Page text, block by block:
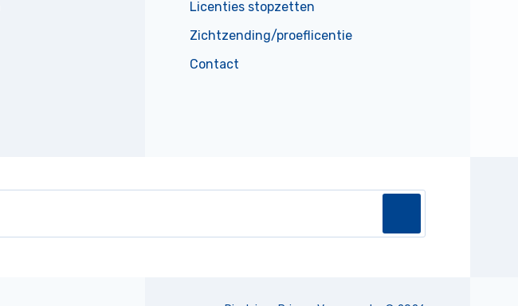
Licenties stopzetten
Zichtzending/proeflicentie
Contact